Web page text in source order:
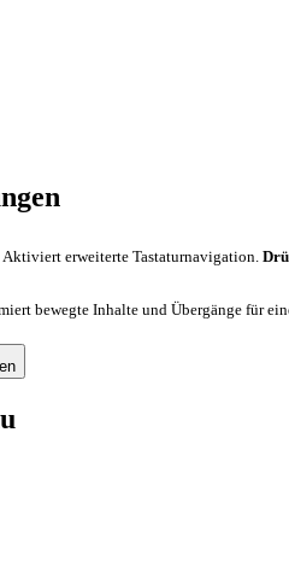
Aktiviert erweiterte Tastaturnavigation.
bewegte Inhalte und Übergänge für